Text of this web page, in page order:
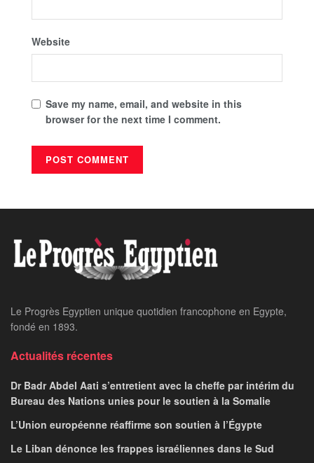
Website
Save my name, email, and website in this
browser for the next time I comment.
Le Progrès Egyptien unique quotidien francophone en Egypte,
fondé en 1893.
Actualités récentes
Dr Badr Abdel Aati s’entretient avec la cheffe par intérim du
Bureau des Nations unies pour le soutien à la Somalie
L’Union européenne réaffirme son soutien à l’Égypte
Le Liban dénonce les frappes israéliennes dans le Sud